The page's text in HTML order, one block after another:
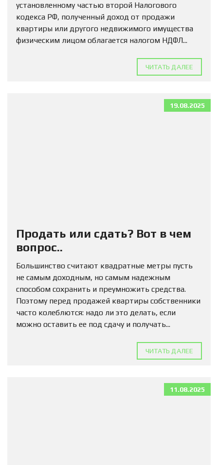
установленному частью второй Налогового
кодекса РФ, полученный доход от продажи
квартиры или другого недвижимого имущества
физическим лицом облагается налогом НДФЛ...
ЧИТАТЬ ДАЛЕЕ
19.08.2025
Продать или сдать? Вот в чем
вопрос..
Большинство считают квадратные метры пусть
не самым доходным, но самым надежным
способом сохранить и преумножить средства.
Поэтому перед продажей квартиры собственники
часто колеблются: надо ли это делать, если
можно оставить ее под сдачу и получать...
ЧИТАТЬ ДАЛЕЕ
11.08.2025